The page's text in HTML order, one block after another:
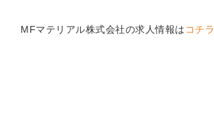
MFマテリアル株式会社の求人情報は コチラ